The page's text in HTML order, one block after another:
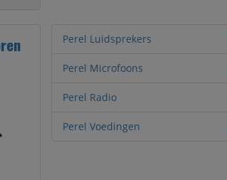
Perel Luidsprekers
Perel Microfoons
Perel Radio
Perel Voedingen